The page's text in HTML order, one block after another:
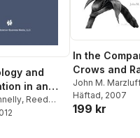
and
in an
World
, Reed
M. Marzluff
In the
Crows and
John M.
Angell
Häftad, 2007
199 kr